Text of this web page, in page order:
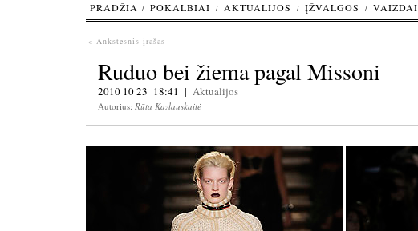
« Ankstesnis įrašas
Ruduo bei žiema pagal Missoni
2010 10 23 18:41 | Aktualijos
Autorius: Rūta Kazlauskaitė
PRADŽIA POKALBIAI AKTUALIJOS ĮŽVALGOS VAIZDAI